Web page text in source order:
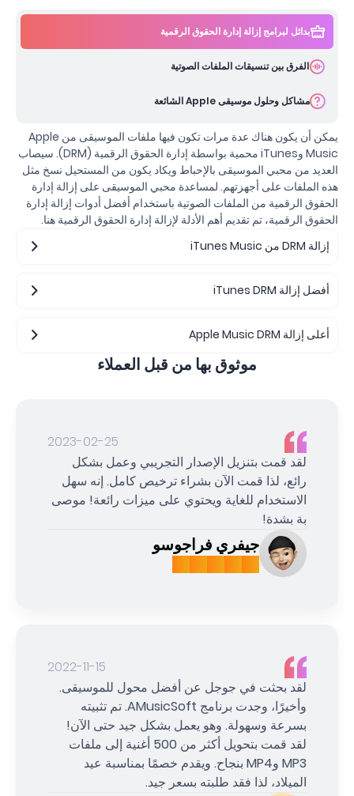
بدائل لبرامج إزالة إدارة الحقوق الرقمية
الفرق بين تنسيقات الملفات الصوتية
مشاكل وحلول موسيقى Apple الشائعة
يمكن أن يكون هناك عدة مرات تكون فيها ملفات الموسيقى من Apple
Music وiTunes محمية بواسطة إدارة الحقوق الرقمية (DRM). سيصاب
العديد من محبي الموسيقى بالإحباط ويكاد يكون من المستحيل نسخ مثل
هذه الملفات على أجهزتهم. لمساعدة محبي الموسيقى على إزالة إدارة
الحقوق الرقمية من الملفات الصوتية باستخدام أفضل أدوات إزالة إدارة
الحقوق الرقمية، تم تقديم أهم الأدلة لإزالة إدارة الحقوق الرقمية هنا.
إزالة DRM من iTunes Music
أفضل إزالة iTunes DRM
أعلى إزالة Apple Music DRM
موثوق بها من قبل العملاء
2023-02-25
لقد قمت بتنزيل الإصدار التجريبي وعمل بشكل
رائع، لذا قمت الآن بشراء ترخيص كامل. إنه سهل
الاستخدام للغاية ويحتوي على ميزات رائعة! موصى
بة بشدة!
جيفري فراجوسو
2022-11-15
لقد بحثت في جوجل عن أفضل محول للموسيقى.
وأخيرًا، وجدت برنامج AMusicSoft. تم تثبيته
بسرعة وسهولة. وهو يعمل بشكل جيد حتى الآن!
لقد قمت بتحويل أكثر من 500 أغنية إلى ملفات
MP3 وMP4 بنجاح. ويقدم خصمًا بمناسبة عيد
الميلاد، لذا فقد طلبته بسعر جيد.